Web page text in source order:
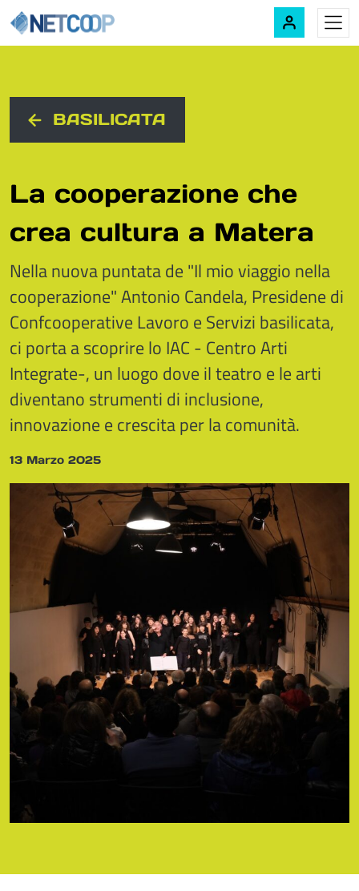
Navigazione principale
BASILICATA
La cooperazione che
crea cultura a Matera
Nella nuova puntata de "Il mio viaggio nella
cooperazione" Antonio Candela, Presidene di
Confcooperative Lavoro e Servizi basilicata,
ci porta a scoprire lo IAC - Centro Arti
Integrate-, un luogo dove il teatro e le arti
diventano strumenti di inclusione,
innovazione e crescita per la comunità.
13 Marzo 2025